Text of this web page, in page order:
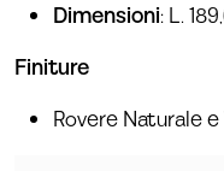
Dimensioni: L.
Finiture
Rovere Naturale